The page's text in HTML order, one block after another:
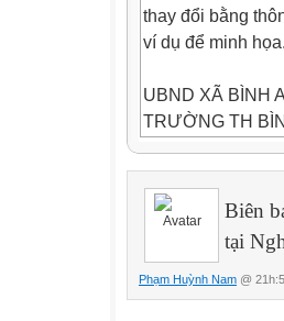
thay đổi bằng
ví dụ để minh
UBND XÃ BÌNH
TRƯỜNG TH
CỘNG HÒA XÃ
Độc lập - Tự do -
BIÊN BẢN HỌP
Về việc xét nghị
I. Thời gian, địa
Biên
tại
Phạm Huỳnh Nam @